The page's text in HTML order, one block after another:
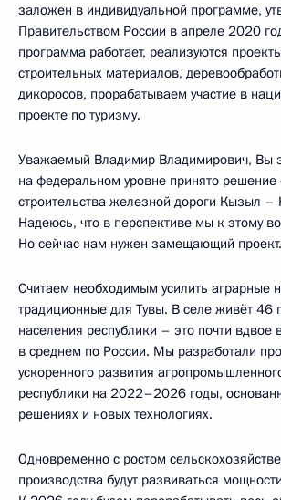
заложен в индивидуальной программе,
Правительством России в апреле 2020
программа работает, реализуются
строительных материалов,
дикоросов, прорабатываем участие в
проекте по туризму.
Уважаемый Владимир Владимирович, Вы
на федеральном уровне принято решение
строительства железной дороги Кызыл –
Надеюсь, что в перспективе мы к этому
Но сейчас нам нужен замещающий проект.
Считаем необходимым усилить аграрные
традиционные для Тувы. В селе живёт 46
населения республики – это почти
в среднем по России. Мы разработали
ускоренного развития
республики на 2022–2026 годы,
решениях и новых технологиях.
Одновременно с ростом
производства будут развиваться